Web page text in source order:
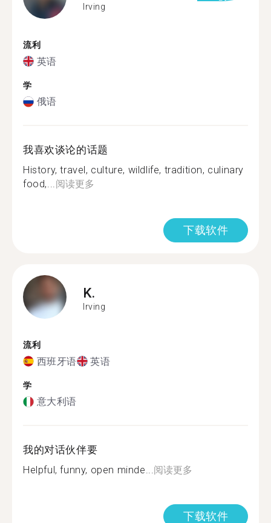
Irving
流利
英语
学
俄语
我喜欢谈论的话题
History, travel, culture, wildlife, tradition, culinary
food,...阅读更多
下载软件
K.
Irving
流利
西班牙语 英语
学
意大利语
我的对话伙伴要
Helpful, funny, open minde...阅读更多
下载软件